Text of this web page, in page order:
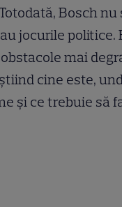
Bosch
jocurile politice.
mai
cine este,
și ce trebuie să